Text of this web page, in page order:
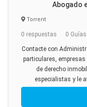
Abogado
Torrent
0 respuestas 0 Guías
Contacte con
particulares,
de derecho
especialistas y le